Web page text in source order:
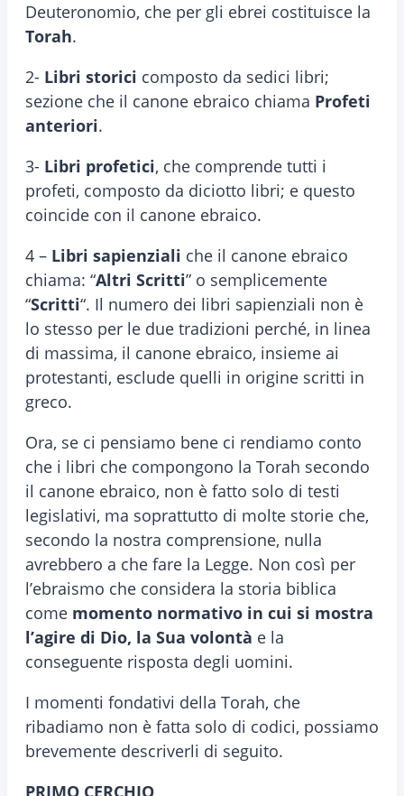
Deuteronomio, che per gli ebrei costituisce la
Torah.
2- Libri storici composto da sedici libri;
sezione che il canone ebraico chiama Profeti
anteriori.
3- Libri profetici, che comprende tutti i
profeti, composto da diciotto libri; e questo
coincide con il canone ebraico.
4 – Libri sapienziali che il canone ebraico
chiama: “Altri Scritti” o semplicemente
“Scritti“. Il numero dei libri sapienziali non è
lo stesso per le due tradizioni perché, in linea
di massima, il canone ebraico, insieme ai
protestanti, esclude quelli in origine scritti in
greco.
Ora, se ci pensiamo bene ci rendiamo conto
che i libri che compongono la Torah secondo
il canone ebraico, non è fatto solo di testi
legislativi, ma soprattutto di molte storie che,
secondo la nostra comprensione, nulla
avrebbero a che fare la Legge. Non così per
l’ebraismo che considera la storia biblica
come momento normativo in cui si mostra
l’agire di Dio, la Sua volontà e la
conseguente risposta degli uomini.
I momenti fondativi della Torah, che
ribadiamo non è fatta solo di codici, possiamo
brevemente descriverli di seguito.